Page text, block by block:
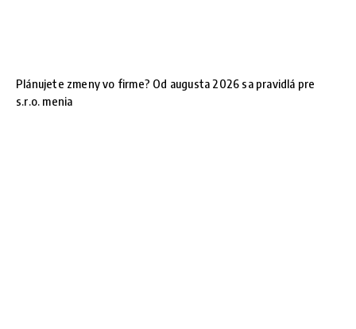
Plánujete zmeny vo firme? Od augusta 2026 sa pravidlá pre
s.r.o. menia